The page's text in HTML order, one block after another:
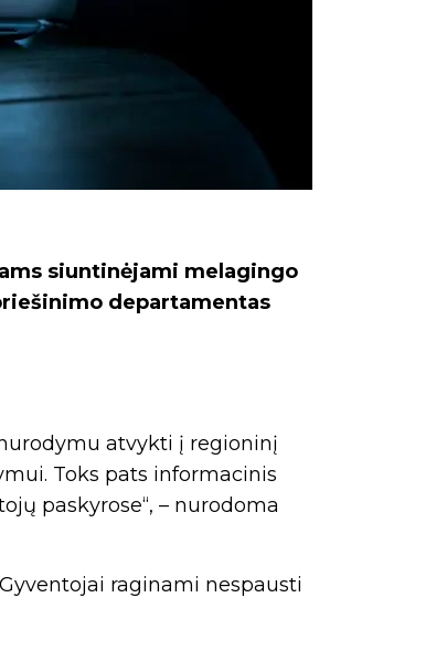
siuntinėjami melagingo
departamentas
atvykti į regioninį
Toks pats informacinis
paskyrose“, – nurodoma
raginami nespausti